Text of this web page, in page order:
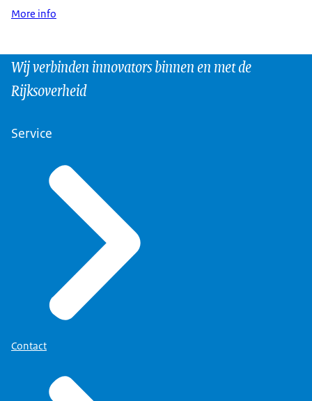
More info
Wij verbinden innovators binnen en met de
Rijksoverheid
Service
Contact